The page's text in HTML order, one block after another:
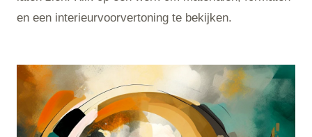
en een interieurvoorvertoning te bekijken.